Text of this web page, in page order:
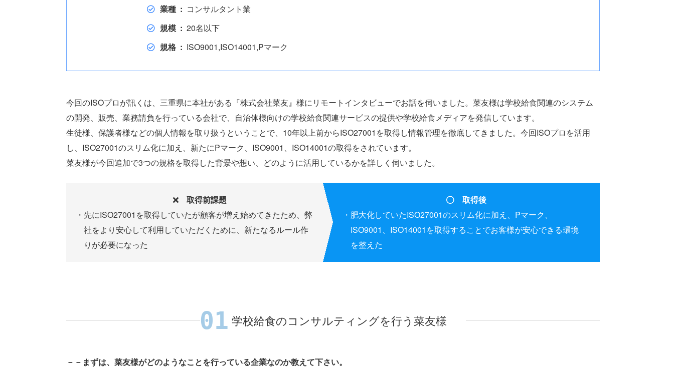
業種
コンサルタント業
規模
20名以下
規格
ISO9001,ISO14001,Pマーク
今回のISOプロが訊くは、三重県に本社がある『株式会社菜友』様にリモートインタビューでお話を伺いました。菜友様は学校給食関連のシステム
の開発、販売、業務請負を行っている会社で、自治体様向けの学校給食関連サービスの提供や学校給食メディアを発信しています。
生徒様、保護者様などの個人情報を取り扱うということで、10年以上前からISO27001を取得し情報管理を徹底してきました。今回ISOプロを活用
し、ISO27001のスリム化に加え、新たにPマーク、ISO9001、ISO14001の取得をされています。
菜友様が今回追加で3つの規格を取得した背景や想い、どのように活用しているかを詳しく伺いました。
取得前課題
先にISO27001を取得していたが顧客が増え始めてきたため、弊
社をより安心して利用していただくために、新たなるルール作
りが必要になった
取得後
肥大化していたISO27001のスリム化に加え、Pマーク、
ISO9001、ISO14001を取得することでお客様が安心できる環境
を整えた
学校給食のコンサルティングを行う菜友様
－－まずは、菜友様がどのようなことを行っている企業なのか教えて下さい。